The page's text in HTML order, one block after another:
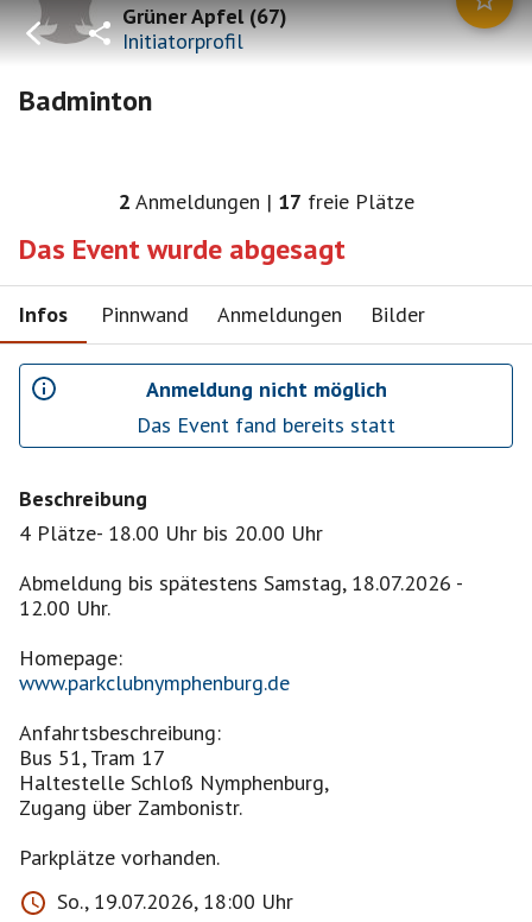
Grüner Apfel(67)
Initiatorprofil
Badminton
2 Anmeldungen | 17 freie Plätze
Das Event wurde abgesagt
Infos Pinnwand Anmeldungen Bilder
Anmeldung nicht möglich
Das Event fand bereits statt
Beschreibung
4 Plätze- 18.00 Uhr bis 20.00 Uhr
Abmeldung bis spätestens Samstag, 18.07.2026 -
12.00 Uhr.
www.parkclubnymphenburg.de
Anfahrtsbeschreibung:
Bus 51, Tram 17
Haltestelle Schloß Nymphenburg,
Zugang über Zambonistr.
Parkplätze vorhanden.
So., 19.07.2026, 18:00 Uhr